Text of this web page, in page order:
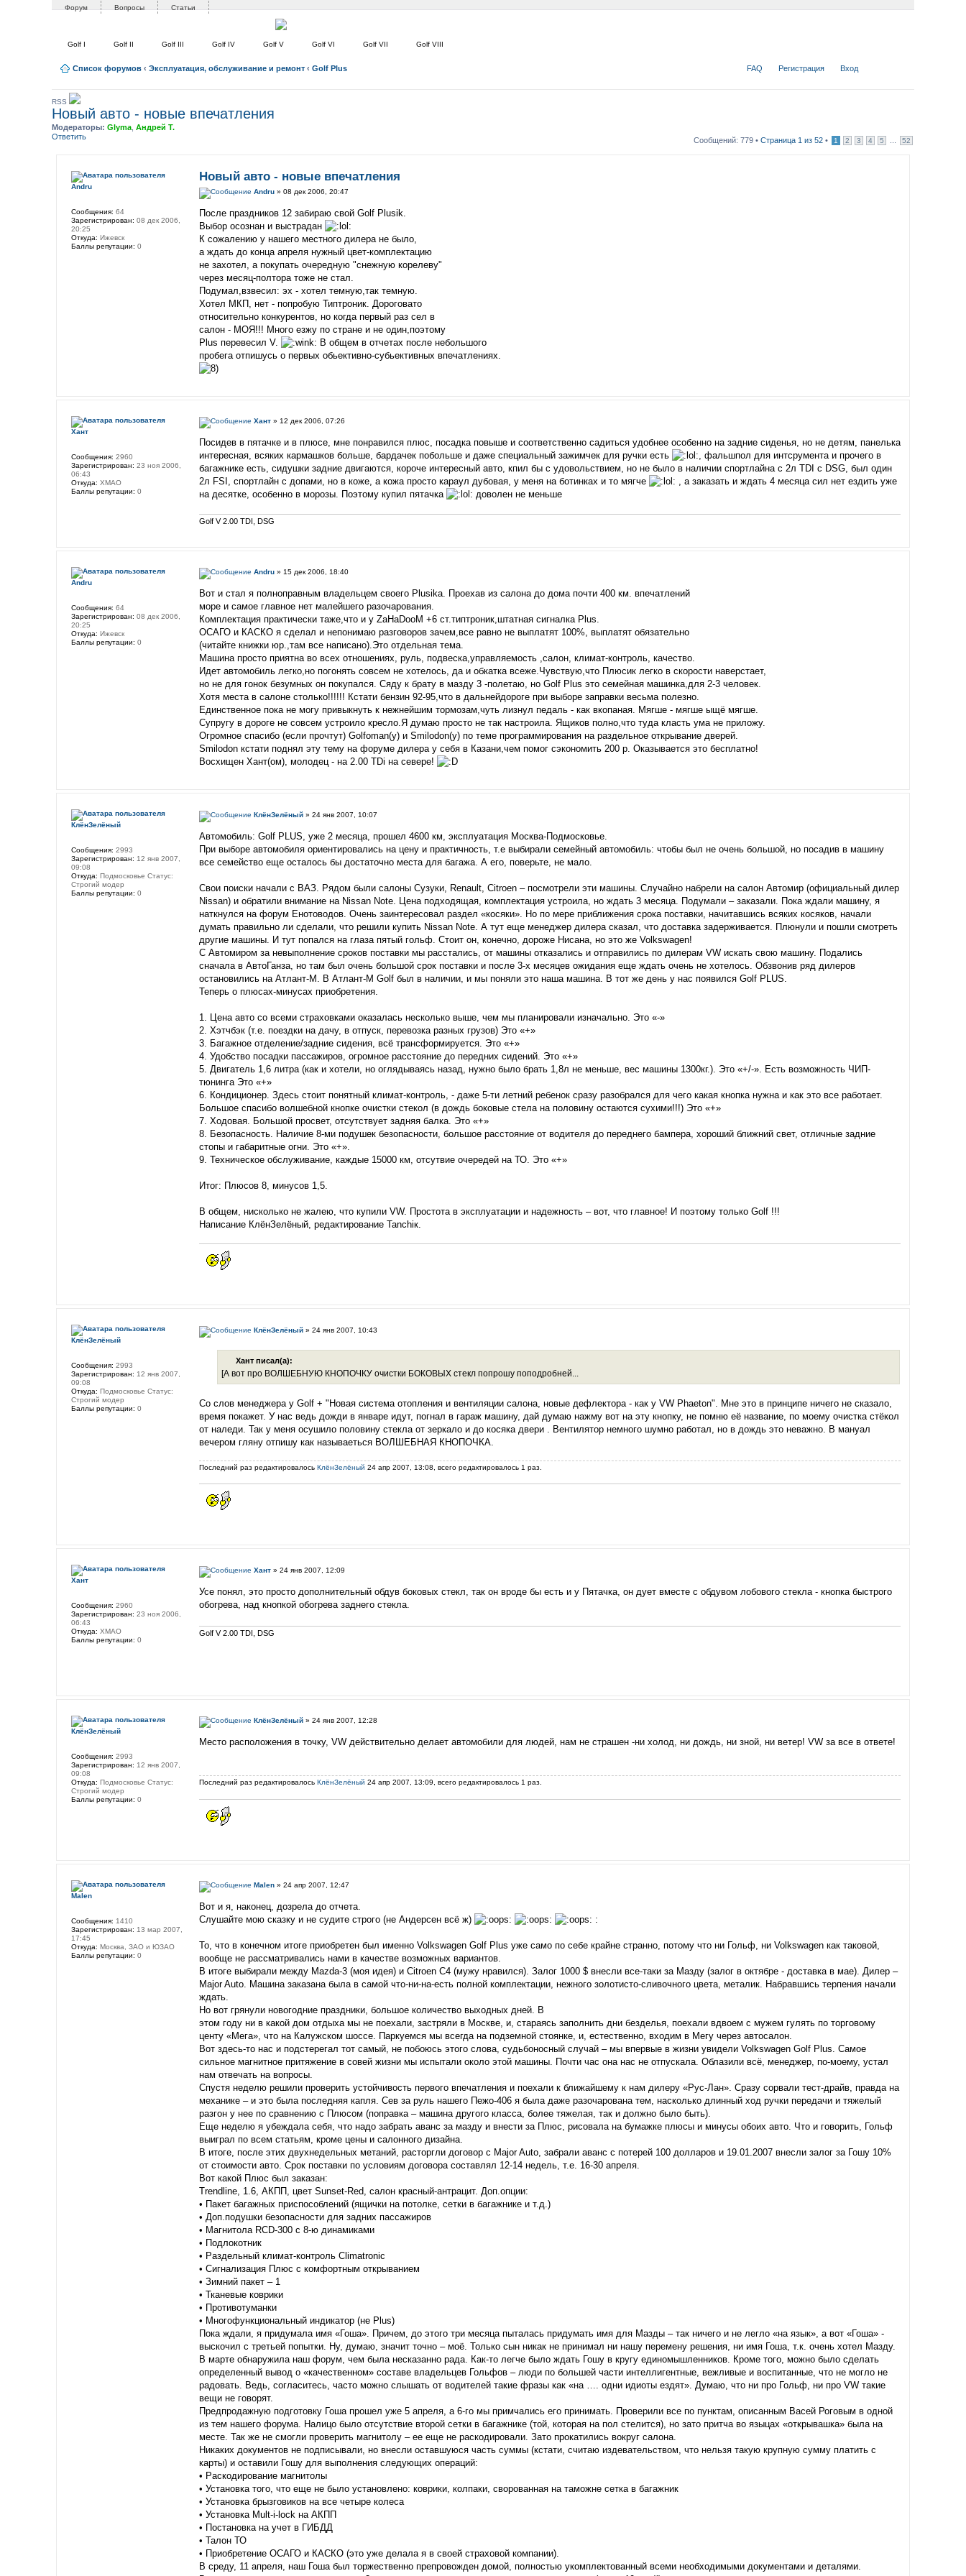
Форум Вопросы Статьи
Golf I Golf II Golf III Golf IV Golf V Golf VI Golf VII Golf VIII
Список форумов ‹ Эксплуатация, обслуживание и ремонт ‹ Golf Plus FAQ Регистрация Вход
RSS
Новый авто - новые впечатления
Модераторы: Glyma Андрей Т.
Ответить
Сообщений: 779 • Страница 1 из 52 • 1 2 3 4 5 52
Новый авто - новые впечатления
Andru» 08 дек 2006, 20:47
После праздников 12 забираю свой Golf Plusik.
Выбор осознан и выстрадан
К сожалению у нашего местного дилера не было,
а ждать до конца апреля нужный цвет-комплектацию
не захотел, а покупать очередную "снежную корелеву"
через месяц-полтора тоже не стал.
Подумал,взвесил: эх - хотел темную,так темную.
Хотел МКП, нет - попробую Типтроник. Дороговато
относительно конкурентов, но когда первый раз сел в
салон - МОЯ!!! Много езжу по стране и не один,поэтому
Plus перевесил V.
В общем в отчетах после небольшого
пробега отпишусь о первых обьективно-субьективных впечатлениях.
Andru
Сообщения: 64
Зарегистрирован: 08 дек 2006,
20:25
Откуда: Ижевск
Баллы репутации: 0
Хант» 12 дек 2006, 07:26
Посидев в пятачке и в плюсе, мне понравился плюс, посадка повыше и соответственно садиться удобнее особенно на задние сиденья, но не детям, панелька
интересная, всяких кармашков больше, бардачек побольше и даже специальный зажимчек для ручки есть
, фальшпол для интсрумента и прочего в
багажнике есть, сидушки задние двигаются, короче интересный авто, кпил бы с удовольствием, но не было в наличии спортлайна с 2л TDI с DSG, был один
2л FSI, спортлайн с допами, но в коже, а кожа просто караул дубовая, у меня на ботинках и то мягче
, а заказать и ждать 4 месяца сил нет ездить уже
на десятке, особенно в морозы. Поэтому купил пятачка
доволен не меньше
Golf V 2.00 TDI, DSG
Хант
Сообщения: 2960
Зарегистрирован: 23 ноя 2006,
06:43
Откуда: ХМАО
Баллы репутации: 0
Andru» 15 дек 2006, 18:40
Вот и стал я полноправным владельцем своего Plusika. Проехав из салона до дома почти 400 км. впечатлений
море и самое главное нет малейшего разочарования.
Комплектация практически таже,что и у ZaHaDooM +6 ст.типтроник,штатная сигналка Plus.
ОСАГО и КАСКО я сделал и непонимаю разговоров зачем,все равно не выплатят 100%, выплатят обязательно
(читайте книжки юр.,там все написано).Это отдельная тема.
Машина просто приятна во всех отношениях, руль, подвеска,управляемость ,салон, климат-контроль, качество.
Идет автомобиль легко,но погонять совсем не хотелось, да и обкатка всеже.Чувствую,что Плюсик легко в скорости наверстает,
но не для гонок безумных он покупался. Сяду к брату в мазду 3 -полетаю, но Golf Plus это семейная машинка,для 2-3 человек.
Хотя места в салоне столько!!!!!! Кстати бензин 92-95,что в дальнейдороге при выборе заправки весьма полезно.
Единственное пока не могу привыкнуть к нежнейшим тормозам,чуть лизнул педаль - как вкопаная. Мягше - мягше ыщё мягше.
Супругу в дороге не совсем устроило кресло.Я думаю просто не так настроила. Ящиков полно,что туда класть ума не приложу.
Огромное спасибо (если прочтут) Golfoman(у) и Smilodon(у) по теме программирования на раздельное открывание дверей.
Smilodon кстати поднял эту тему на форуме дилера у себя в Казани,чем помог сэкономить 200 р. Оказывается это бесплатно!
Восхищен Хант(ом), молодец - на 2.00 TDi на севере!
Andru
Сообщения: 64
Зарегистрирован: 08 дек 2006,
20:25
Откуда: Ижевск
Баллы репутации: 0
КлёнЗелёный» 24 янв 2007, 10:07
Автомобиль: Golf PLUS, уже 2 месяца, прошел 4600 км, эксплуатация Москва-Подмосковье.
При выборе автомобиля ориентировались на цену и практичность, т.е выбирали семейный автомобиль: чтобы был не очень большой, но посадив в машину
все семейство еще осталось бы достаточно места для багажа. А его, поверьте, не мало.
Свои поиски начали с ВАЗ. Рядом были салоны Сузуки, Renault, Citroen – посмотрели эти машины. Случайно набрели на салон Автомир (официальный дилер
Nissan) и обратили внимание на Nissan Note. Цена подходящая, комплектация устроила, но ждать 3 месяца. Подумали – заказали. Пока ждали машину, я
наткнулся на форум Енотоводов. Очень заинтересовал раздел «косяки». Но по мере приближения срока поставки, начитавшись всяких косяков, начали
думать правильно ли сделали, что решили купить Nissan Note. А тут еще менеджер дилера сказал, что доставка задерживается. Плюнули и пошли смотреть
другие машины. И тут попался на глаза пятый гольф. Стоит он, конечно, дороже Нисана, но это же Volkswagen!
С Автомиром за невыполнение сроков поставки мы расстались, от машины отказались и отправились по дилерам VW искать свою машину. Подались
сначала в АвтоГанза, но там был очень большой срок поставки и после 3-х месяцев ожидания еще ждать очень не хотелось. Обзвонив ряд дилеров
остановились на Атлант-М. В Атлант-М Golf был в наличии, и мы поняли это наша машина. В тот же день у нас появился Golf PLUS.
Теперь о плюсах-минусах приобретения.
1. Цена авто со всеми страховками оказалась несколько выше, чем мы планировали изначально. Это «-»
2. Хэтчбэк (т.е. поездки на дачу, в отпуск, перевозка разных грузов) Это «+»
3. Багажное отделение/задние сидения, всё трансформируется. Это «+»
4. Удобство посадки пассажиров, огромное расстояние до передних сидений. Это «+»
5. Двигатель 1,6 литра (как и хотели, но оглядываясь назад, нужно было брать 1,8л не меньше, вес машины 1300кг.). Это «+/-». Есть возможность ЧИП-
тюнинга Это «+»
6. Кондиционер. Здесь стоит понятный климат-контроль, - даже 5-ти летний ребенок сразу разобрался для чего какая кнопка нужна и как это все работает.
Большое спасибо волшебной кнопке очистки стекол (в дождь боковые стела на половину остаются сухими!!!) Это «+»
7. Ходовая. Большой просвет, отсутствует задняя балка. Это «+»
8. Безопасность. Наличие 8-ми подушек безопасности, большое расстояние от водителя до переднего бампера, хороший ближний свет, отличные задние
стопы и габаритные огни. Это «+».
9. Техническое обслуживание, каждые 15000 км, отсутвие очередей на ТО. Это «+»
Итог: Плюсов 8, минусов 1,5.
В общем, нисколько не жалею, что купили VW. Простота в эксплуатации и надежность – вот, что главное! И поэтому только Golf !!!
Написание КлёнЗелёный, редактирование Tanchiк.
КлёнЗелёный
Сообщения: 2993
Зарегистрирован: 12 янв 2007,
09:08
Откуда: Подмосковье Статус:
Строгий модер
Баллы репутации: 0
КлёнЗелёный» 24 янв 2007, 10:43
Хант писал(а):
[А вот про ВОЛШЕБНУЮ КНОПОЧКУ очистки БОКОВЫХ стекл попрошу поподробней...
Со слов менеджера у Golf + "Новая система отопления и вентиляции салона, новые дефлектора - как у VW Phaeton". Мне это в принципе ничего не сказало,
время покажет. У нас ведь дожди в январе идут, погнал в гараж машину, дай думаю нажму вот на эту кнопку, не помню её название, по моему очистка стёкол
от наледи. Так у меня осушило половину стекла от зеркало и до косяка двери . Вентилятор немного шумно работал, но в дождь это неважно. В мануал
вечером гляну отпишу как называеться ВОЛШЕБНАЯ КНОПОЧКА.
Последний раз редактировалось КлёнЗелёный 24 апр 2007, 13:08, всего редактировалось 1 раз.
КлёнЗелёный
Сообщения: 2993
Зарегистрирован: 12 янв 2007,
09:08
Откуда: Подмосковье Статус:
Строгий модер
Баллы репутации: 0
Хант» 24 янв 2007, 12:09
Усе понял, это просто дополнительный обдув боковых стекл, так он вроде бы есть и у Пятачка, он дует вместе с обдувом лобового стекла - кнопка быстрого
обогрева, над кнопкой обогрева заднего стекла.
Golf V 2.00 TDI, DSG
Хант
Сообщения: 2960
Зарегистрирован: 23 ноя 2006,
06:43
Откуда: ХМАО
Баллы репутации: 0
КлёнЗелёный» 24 янв 2007, 12:28
Место расположения в точку, VW действительно делает автомобили для людей, нам не страшен -ни холод, ни дождь, ни зной, ни ветер! VW за все в ответе!
Последний раз редактировалось КлёнЗелёный 24 апр 2007, 13:09, всего редактировалось 1 раз.
КлёнЗелёный
Сообщения: 2993
Зарегистрирован: 12 янв 2007,
09:08
Откуда: Подмосковье Статус:
Строгий модер
Баллы репутации: 0
Malen» 24 апр 2007, 12:47
Вот и я, наконец, дозрела до отчета.
Слушайте мою сказку и не судите строго (не Андерсен всё ж)
:
То, что в конечном итоге приобретен был именно Volkswagen Golf Plus уже само по себе крайне странно, потому что ни Гольф, ни Volkswagen как таковой,
вообще не рассматривались нами в качестве возможных вариантов.
В итоге выбирали между Mazda-3 (моя идея) и Citroen C4 (мужу нравился). Залог 1000 $ внесли все-таки за Мазду (залог в октябре - доставка в мае). Дилер –
Major Auto. Машина заказана была в самой что-ни-на-есть полной комплектации, нежного золотисто-сливочного цвета, металик. Набравшись терпения начали
ждать.
Но вот грянули новогодние праздники, большое количество выходных дней. В
этом году ни в какой дом отдыха мы не поехали, застряли в Москве, и, стараясь заполнить дни безделья, поехали вдвоем с мужем гулять по торговому
центу «Мега», что на Калужском шоссе. Паркуемся мы всегда на подземной стоянке, и, естественно, входим в Мегу через автосалон.
Вот здесь-то нас и подстерегал тот самый, не побоюсь этого слова, судьбоносный случай – мы впервые в жизни увидели Volkswagen Golf Plus. Самое
сильное магнитное притяжение в совей жизни мы испытали около этой машины. Почти час она нас не отпускала. Облазили всё, менеджер, по-моему, устал
нам отвечать на вопросы.
Спустя неделю решили проверить устойчивость первого впечатления и поехали к ближайшему к нам дилеру «Рус-Лан». Сразу сорвали тест-драйв, правда на
механике – и это была последняя капля. Сев за руль нашего Пежо-406 я была даже разочарована тем, насколько длинный ход ручки передачи и тяжелый
разгон у нее по сравнению с Плюсом (поправка – машина другого класса, более тяжелая, так и должно было быть).
Еще неделю я убеждала себя, что надо забрать аванс за мазду и внести за Плюс, рисовала на бумажке плюсы и минусы обоих авто. Что и говорить, Гольф
выиграл по всем статьям, кроме цены и салонного дизайна.
В итоге, после этих двухнедельных метаний, расторгли договор с Major Auto, забрали аванс с потерей 100 долларов и 19.01.2007 внесли залог за Гошу 10%
от стоимости авто. Срок поставки по условиям договора составлял 12-14 недель, т.е. 16-30 апреля.
Вот какой Плюс был заказан:
Trendline, 1.6, АКПП, цвет Sunset-Red, салон красный-антрацит. Доп.опции:
• Пакет багажных приспособлений (ящички на потолке, сетки в багажнике и т.д.)
• Доп.подушки безопасности для задних пассажиров
• Магнитола RCD-300 с 8-ю динамиками
• Подлокотник
• Раздельный климат-контроль Climatronic
• Сигнализация Плюс с комфортным открыванием
• Зимний пакет – 1
• Тканевые коврики
• Противотуманки
• Многофункциональный индикатор (не Plus)
Пока ждали, я придумала имя «Гоша». Причем, до этого три месяца пыталась придумать имя для Мазды – так ничего и не легло «на язык», а вот «Гоша» -
выскочил с третьей попытки. Ну, думаю, значит точно – моё. Только сын никак не принимал ни нашу перемену решения, ни имя Гоша, т.к. очень хотел Мазду.
В марте обнаружила наш форум, чем была несказанно рада. Как-то легче было ждать Гошу в кругу единомышленников. Кроме того, можно было сделать
определенный вывод о «качественном» составе владельцев Гольфов – люди по большей части интеллигентные, вежливые и воспитанные, что не могло не
радовать. Ведь, согласитесь, часто можно слышать от водителей такие фразы как «на …. одни идиоты ездят». Думаю, что ни про Гольф, ни про VW такие
вещи не говорят.
Предпродажную подготовку Гоша прошел уже 5 апреля, а 6-го мы примчались его принимать. Проверили все по пунктам, описанным Васей Роговым в одной
из тем нашего форума. Налицо было отсутствие второй сетки в багажнике (той, которая на пол стелится), но зато притча во языцах «открывашка» была на
месте. Так же не смогли проверить магнитолу – ее еще не раскодировали. Зато прокатились вокруг салона.
Никаких документов не подписывали, но внесли оставшуюся часть суммы (кстати, считаю издевательством, что нельзя такую крупную сумму платить с
карты) и оставили Гошу для выполнения следующих операций:
• Раскодирование магнитолы
• Установка того, что еще не было установлено: коврики, колпаки, сворованная на таможне сетка в багажник
• Установка брызговиков на все четыре колеса
• Установка Mult-i-lock на АКПП
• Постановка на учет в ГИБДД
• Талон ТО
• Приобретение ОСАГО и КАСКО (это уже делала я в своей страховой компании).
В среду, 11 апреля, наш Гоша был торжественно препровожден домой, полностью укомплектованный всеми необходимыми документами и деталями.
Malen
Сообщения: 1410
Зарегистрирован: 13 мар 2007,
17:45
Откуда: Москва, ЗАО и ЮЗАО
Баллы репутации: 0